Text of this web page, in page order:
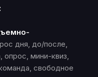
дня, до/после,
опрос, мини-квиз,
свободное